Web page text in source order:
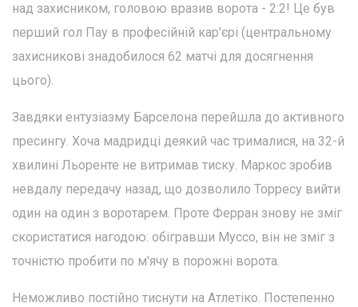
над захисником, головою вразив ворота - 2:2! Це був
перший гол Пау в професійній кар'єрі (центральному
захисникові знадобилося 62 матчі для досягнення
цього).
Завдяки ентузіазму Барселона перейшла до активного
пресингу. Хоча мадридці деякий час трималися, на 32-й
хвилині Льоренте не витримав тиску. Маркос зробив
невдалу передачу назад, що дозволило Торресу вийти
один на один з воротарем. Проте Ферран знову не зміг
скористатися нагодою: обігравши Муссо, він не зміг з
точністю пробити по м'ячу в порожні ворота.
Неможливо постійно тиснути на Атлетіко. Постепенно